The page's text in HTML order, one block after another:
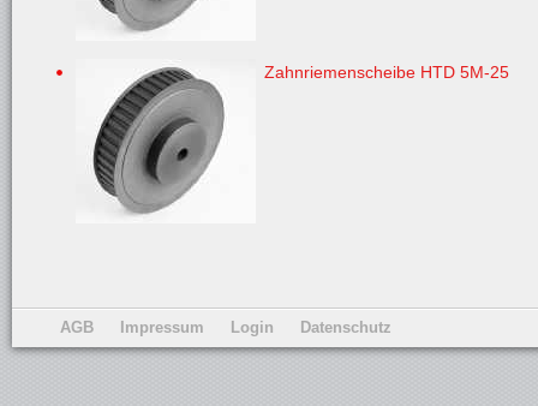
Zahnriemenscheibe HTD 5M-25
AGB Impressum Login Datenschutz